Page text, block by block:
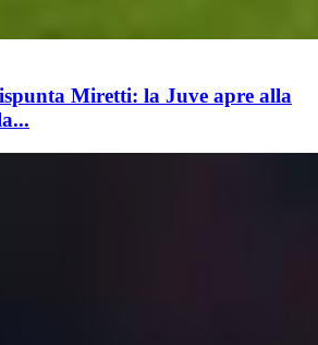
Miretti: la Juve apre alla